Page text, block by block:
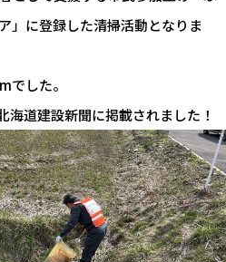
」に登録した清掃活動となりま
でした。
道建設新聞に掲載されました！